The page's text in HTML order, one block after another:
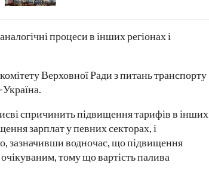
процеси в інших регіонах і
Верховної Ради з питань транспорту
спричинить підвищення тарифів в інших
зарплат у певних секторах, і
зазначивши водночас, що підвищення
тому що вартість палива